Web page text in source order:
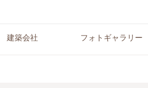
建築会社 フォトギャラリー